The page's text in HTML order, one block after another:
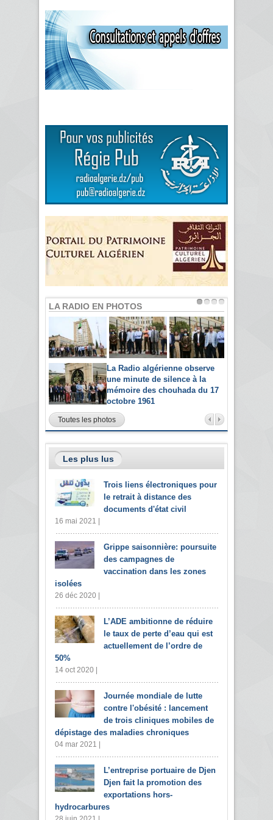
LA RADIO EN PHOTOS
La Radio algérienne observe
une minute de silence à la
mémoire des chouhada du 17
octobre 1961
Toutes les photos
Les plus lus
Trois liens électroniques pour
le retrait à distance des
documents d'état civil
16 mai 2021 |
Grippe saisonnière: poursuite
des campagnes de
vaccination dans les zones
isolées
26 déc 2020 |
L’ADE ambitionne de réduire
le taux de perte d’eau qui est
actuellement de l’ordre de
50%
14 oct 2020 |
Journée mondiale de lutte
contre l'obésité : lancement
de trois cliniques mobiles de
dépistage des maladies chroniques
04 mar 2021 |
L’entreprise portuaire de Djen
Djen fait la promotion des
exportations hors-
hydrocarbures